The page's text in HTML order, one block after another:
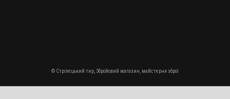
© Стрілецький тир, Збройовий магазин, майстерня зброї